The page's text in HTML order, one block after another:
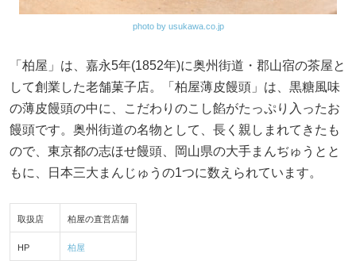
photo by usukawa.co.jp
「柏屋」は、嘉永5年(1852年)に奥州街道・郡山宿の茶屋と
して創業した老舗菓子店。「柏屋薄皮饅頭」は、黒糖風味
の薄皮饅頭の中に、こだわりのこし餡がたっぷり入ったお
饅頭です。奥州街道の名物として、長く親しまれてきたも
ので、東京都の志ほせ饅頭、岡山県の大手まんぢゅうとと
もに、日本三大まんじゅうの1つに数えられています。
取扱店 柏屋の直営店舗
HP 柏屋